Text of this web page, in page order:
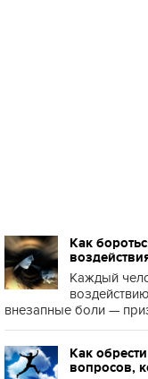
Как
Каждый
внезапные боли —
Как
вопросов,